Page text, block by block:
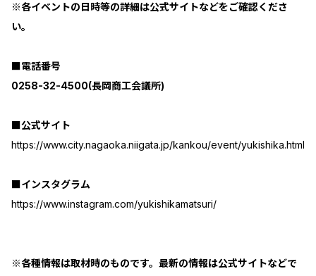
※各イベントの日時等の詳細は公式サイトなどをご確認くださ
い。
■電話番号
0258-32-4500(長岡商工会議所)
■公式サイト
https://www.city.nagaoka.niigata.jp/kankou/event/yukishika.html
■インスタグラム
https://www.instagram.com/yukishikamatsuri/
※各種情報は取材時のものです。最新の情報は公式サイトなどで